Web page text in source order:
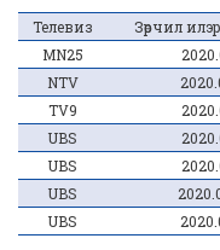
Телевиз Зөрчил
MN25
NTV
TV9
UBS
UBS
UBS
UBS